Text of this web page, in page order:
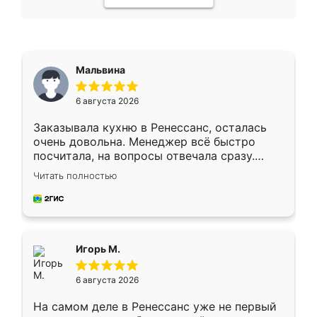
Мальвина
6 августа 2026
Заказывала кухню в Ренессанс, осталась
очень довольна. Менеджер всё быстро
посчитала, на вопросы отвечала сразу.
Замерщик приехал в субботу, подошёл к
делу со всей ответственностью. Собрали
за день, ребята работали аккуратно, даже
Читать полностью
Игорь М.
6 августа 2026
На самом деле в Ренессанс уже не первый